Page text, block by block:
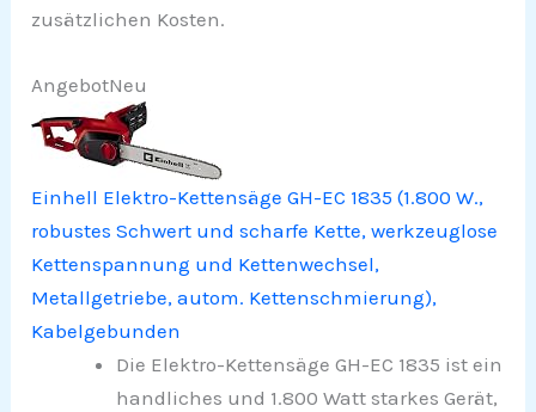
zusätzlichen Kosten.
AngebotNeu
Einhell Elektro-Kettensäge GH-EC 1835 (1.800 W.,
robustes Schwert und scharfe Kette, werkzeuglose
Kettenspannung und Kettenwechsel,
Metallgetriebe, autom. Kettenschmierung),
Kabelgebunden
Die Elektro-Kettensäge GH-EC 1835 ist ein
handliches und 1.800 Watt starkes Gerät,